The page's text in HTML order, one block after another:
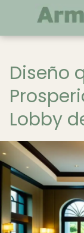
Diseño
Lobby